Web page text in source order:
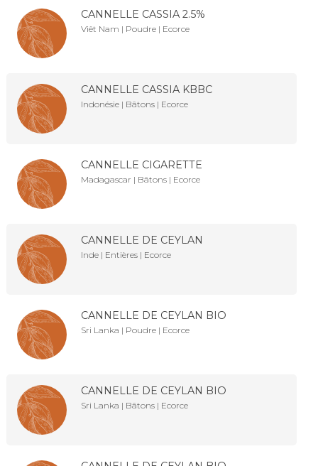
CANNELLE CASSIA 2.5%
Viêt Nam | Poudre | Ecorce
CANNELLE CASSIA KBBC
Indonésie | Bâtons | Ecorce
CANNELLE CIGARETTE
Madagascar | Bâtons | Ecorce
CANNELLE DE CEYLAN
Inde | Entières | Ecorce
CANNELLE DE CEYLAN BIO
Sri Lanka | Poudre | Ecorce
CANNELLE DE CEYLAN BIO
Sri Lanka | Bâtons | Ecorce